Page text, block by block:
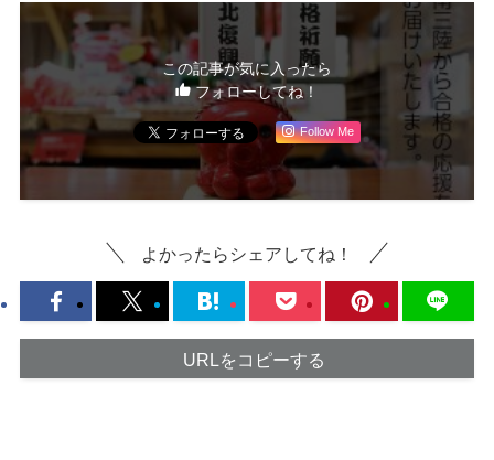
この記事が気に入ったら
フォローしてね！
Follow Me
よかったらシェアしてね！
URLをコピーする